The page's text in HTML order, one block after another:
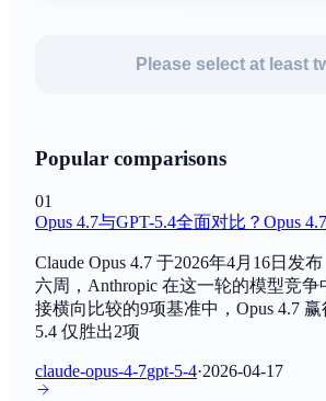
Facebook AI研究实验室
ByOpenAI
GPT-Live-1 mini
ByOpenAI
By腾讯AI实验室
真实性评估
BIG-bench
综合评估
综合评估
Please select at least
Popular comparisons
01
Opus 4.7与GPT-5.4全面对比？Opus
Claude Opus 4.7 于2026年4月16日发
六周，Anthropic 在这一轮的模型竞
接横向比较的9项基准中，Opus 4.7
5.4 仅胜出2项
claude-opus-4-7gpt-5-4·2026-04-17